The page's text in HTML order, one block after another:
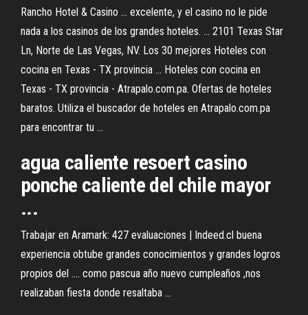
Rancho Hotel & Casino ... excelente, y el casino no le pide
nada a los casinos de los grandes hoteles. ... 2101 Texas Star
Ln, Norte de Las Vegas, NV. Los 30 mejores Hoteles con
cocina en Texas - TX provincia ... Hoteles con cocina en
Texas - TX provincia - Atrapalo.com.pa. Ofertas de hoteles
baratos. Utiliza el buscador de hoteles en Atrapalo.com.pa
para encontrar tu ...
agua caliente resoert casino
ponche caliente del chile mayor
...
Trabajar en Aramark: 427 evaluaciones | Indeed.cl buena
experiencia obtube grandes conocimientos y grandes logros
propios del .... como pascua año nuevo cumpleaños ,nos
realizaban fiesta donde resaltaba ...